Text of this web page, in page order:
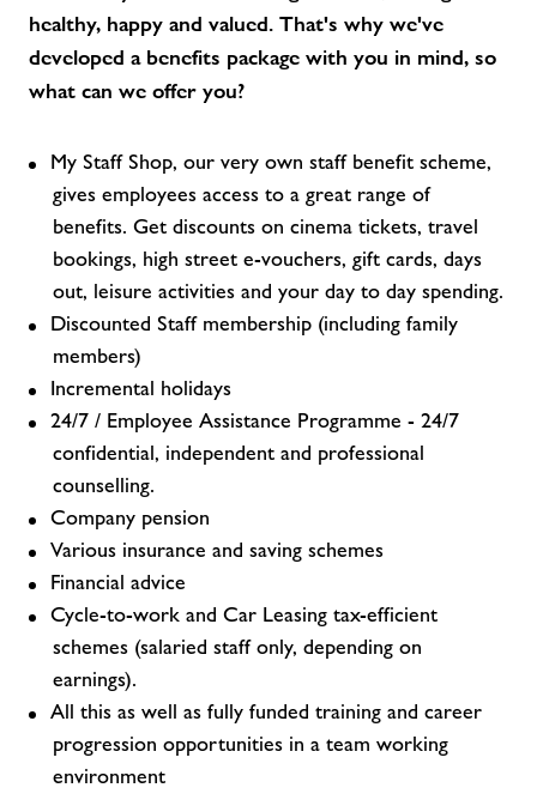
healthy, happy and valued. That's why we've
developed a benefits package with you in mind, so
what can we offer you?
My Staff Shop, our very own staff benefit scheme,
gives employees access to a great range of
benefits. Get discounts on cinema tickets, travel
bookings, high street e-vouchers, gift cards, days
out, leisure activities and your day to day spending.
Discounted Staff membership (including family
members)
Incremental holidays
24/7 / Employee Assistance Programme - 24/7
confidential, independent and professional
counselling.
Company pension
Various insurance and saving schemes
Financial advice
Cycle-to-work and Car Leasing tax-efficient
schemes (salaried staff only, depending on
earnings).
All this as well as fully funded training and career
progression opportunities in a team working
environment